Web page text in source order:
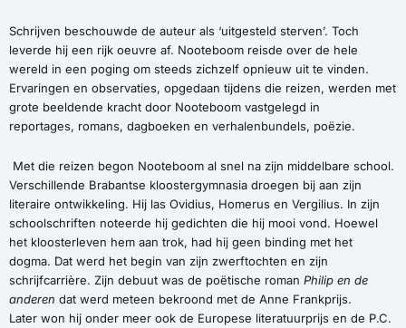
Schrijven beschouwde de auteur als ‘uitgesteld sterven’. Toch
leverde hij een rijk oeuvre af. Nooteboom reisde over de hele
wereld in een poging om steeds zichzelf opnieuw uit te vinden.
Ervaringen en observaties, opgedaan tijdens die reizen, werden met
grote beeldende kracht door Nooteboom vastgelegd in
reportages, romans, dagboeken en verhalenbundels, poëzie.
Met die reizen begon Nooteboom al snel na zijn middelbare school.
Verschillende Brabantse kloostergymnasia droegen bij aan zijn
literaire ontwikkeling. Hij las Ovidius, Homerus en Vergilius. In zijn
schoolschriften noteerde hij gedichten die hij mooi vond. Hoewel
het kloosterleven hem aan trok, had hij geen binding met het
dogma. Dat werd het begin van zijn zwerftochten en zijn
schrijfcarrière. Zijn debuut was de poëtische roman Philip en de
anderen dat werd meteen bekroond met de Anne Frankprijs.
Later won hij onder meer ook de Europese literatuurprijs en de P.C.